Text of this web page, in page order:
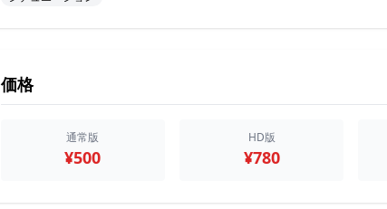
価格
通常版
¥500
HD版
¥780